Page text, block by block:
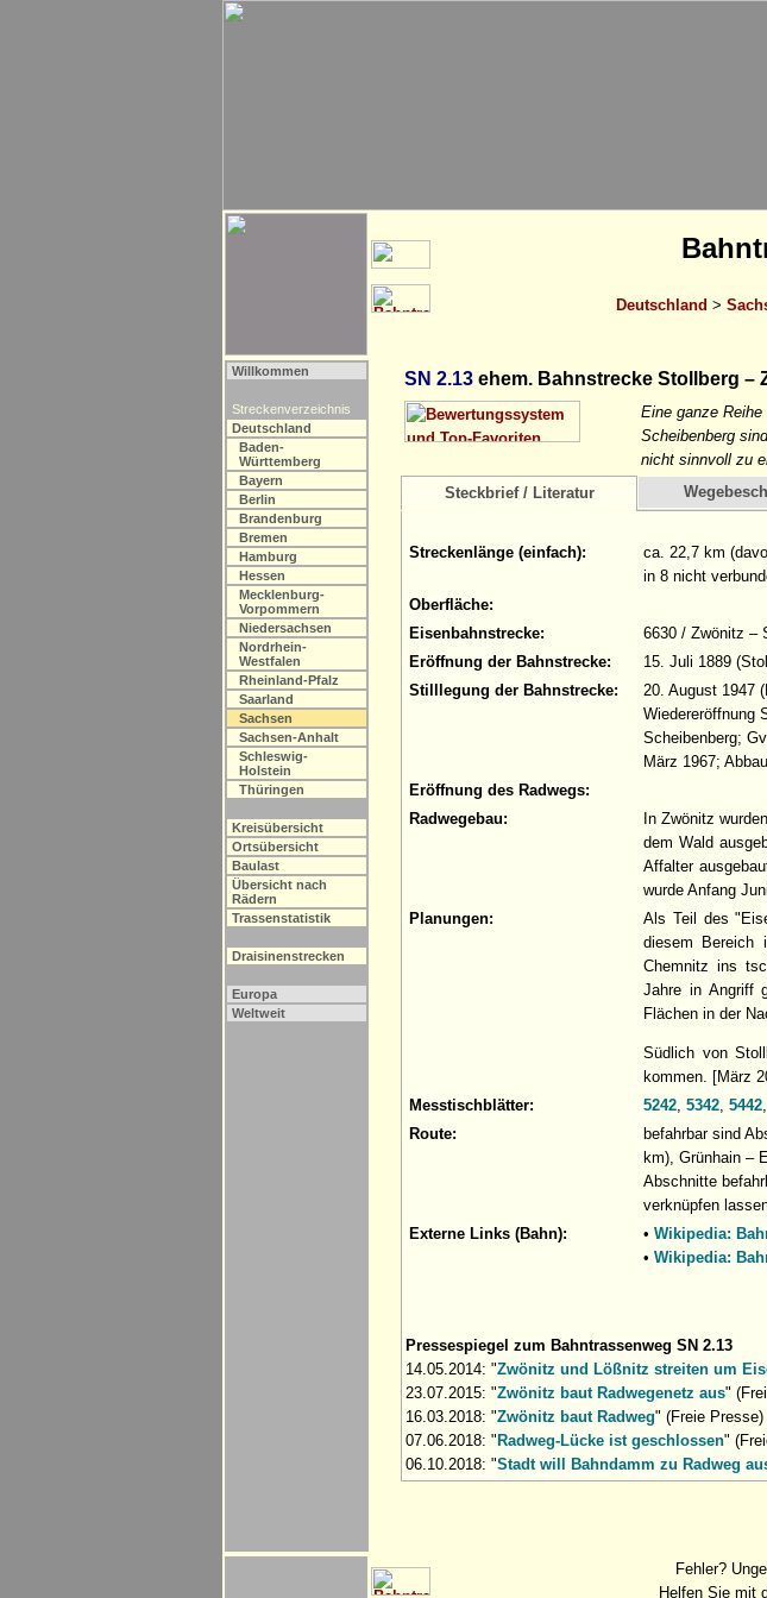
Deutschland >
Willkommen
Streckenverzeichnis
Deutschland
Baden-
Württemberg
Bayern
Berlin
Brandenburg
Bremen
Hamburg
Hessen
Mecklenburg-
Vorpommern
Niedersachsen
Nordrhein-
Westfalen
Rheinland-Pfalz
Saarland
Sachsen
Sachsen-Anhalt
Schleswig-
Holstein
Thüringen
Kreisübersicht
Ortsübersicht
Baulast
Übersicht nach
Rädern
Trassenstatistik
Draisinenstrecken
Europa
Weltweit
SN 2.13 ehem. Bahnstrecke Stollberg –
Eine ganze
Scheibenberg
nicht sinnvoll zu
Steckbrief / Literatur
Streckenlänge (einfach):
ca. 22,7 km
in 8 nicht
Oberfläche:
Eisenbahnstrecke:
6630 / Zwönitz –
Eröffnung der Bahnstrecke:
15. Juli 1889
Stilllegung der Bahnstrecke:
20. August 1947
Wiedereröffnung
Scheibenberg;
März 1967;
Eröffnung des Radwegs:
Radwegebau:
In Zwönitz
dem Wald
Affalter
wurde Anfang
Planungen:
Als Teil des
diesem Bereich
Chemnitz ins
Jahre in Angriff
Flächen in der
Südlich von
kommen. [März
Messtischblätter:
5242, 5342, 5442,
Route:
befahrbar sind
km), Grünhain –
Abschnitte
verknüpfen
Externe Links (Bahn):
• Wikipedia:
• Wikipedia:
Pressespiegel zum Bahntrassenweg SN 2.13
14.05.2014: "Zwönitz und Lößnitz streiten um
23.07.2015: "Zwönitz baut Radwegenetz aus"
16.03.2018: "Zwönitz baut Radweg" (Freie Presse)
07.06.2018: "Radweg-Lücke ist geschlossen"
06.10.2018: "Stadt will Bahndamm zu Radweg
Fehler?
Helfen Sie mit